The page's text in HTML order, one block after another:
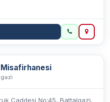
Caddesi No:45, Battalgazi,